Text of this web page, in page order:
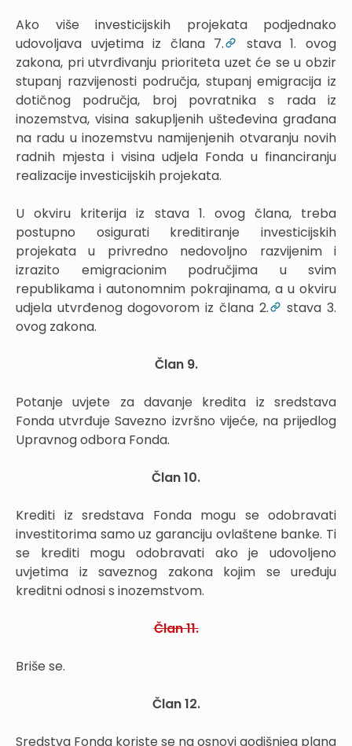
Ako više investicijskih projekata podjednako
udovoljava uvjetima iz člana 7.
stava 1. ovog
zakona, pri utvrđivanju prioriteta uzet će se u obzir
stupanj razvijenosti područja, stupanj emigracija iz
dotičnog područja, broj povratnika s rada iz
inozemstva, visina sakupljenih ušteđevina građana
na radu u inozemstvu namijenjenih otvaranju novih
radnih mjesta i visina udjela Fonda u financiranju
realizacije investicijskih projekata.
U okviru kriterija iz stava 1. ovog člana, treba
postupno osigurati kreditiranje investicijskih
projekata u privredno nedovoljno razvijenim i
izrazito emigracionim područjima u svim
republikama i autonomnim pokrajinama, a u okviru
udjela utvrđenog dogovorom iz člana 2.
stava 3.
ovog zakona.
Član 9.
Potanje uvjete za davanje kredita iz sredstava
Fonda utvrđuje Savezno izvršno vijeće, na prijedlog
Upravnog odbora Fonda.
Član 10.
Krediti iz sredstava Fonda mogu se odobravati
investitorima samo uz garanciju ovlaštene banke. Ti
se krediti mogu odobravati ako je udovoljeno
uvjetima iz saveznog zakona kojim se uređuju
kreditni odnosi s inozemstvom.
Član 11.
Briše se.
Član 12.
Sredstva Fonda koriste se na osnovi godišnjeg plana